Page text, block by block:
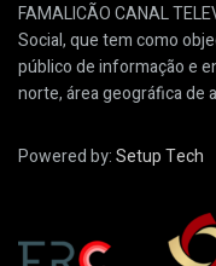
FAMALICÃO CANAL
Social, que tem como
público de informação e
norte, área geográfica de
Powered by:Setup Tech